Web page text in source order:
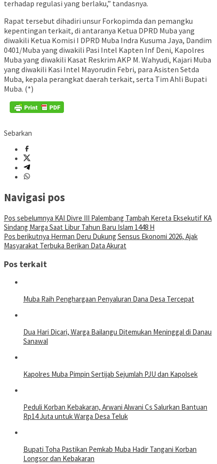
terhadap regulasi yang berlaku,” tandasnya.
Rapat tersebut dihadiri unsur Forkopimda dan pemangku
kepentingan terkait, di antaranya Ketua DPRD Muba yang
diwakili Ketua Komisi I DPRD Muba Indra Kusuma Jaya, Dandim
0401/Muba yang diwakili Pasi Intel Kapten Inf Deni, Kapolres
Muba yang diwakili Kasat Reskrim AKP M. Wahyudi, Kajari Muba
yang diwakili Kasi Intel Mayorudin Febri, para Asisten Setda
Muba, kepala perangkat daerah terkait, serta Tim Ahli Bupati
Muba. (*)
Sebarkan
Navigasi pos
Pos sebelumnya KAI Divre III Palembang Tambah Kereta Eksekutif KA
Sindang Marga Saat Libur Tahun Baru Islam 1448 H
Pos berikutnya Herman Deru Dukung Sensus Ekonomi 2026, Ajak
Masyarakat Terbuka Berikan Data Akurat
Pos terkait
Muba Raih Penghargaan Penyaluran Dana Desa Tercepat
Dua Hari Dicari, Warga Bailangu Ditemukan Meninggal di Danau
Sanawal
Kapolres Muba Pimpin Sertijab Sejumlah PJU dan Kapolsek
Peduli Korban Kebakaran, Arwani Alwani Cs Salurkan Bantuan
Rp14 Juta untuk Warga Desa Teluk
Bupati Toha Pastikan Pemkab Muba Hadir Tangani Korban
Longsor dan Kebakaran